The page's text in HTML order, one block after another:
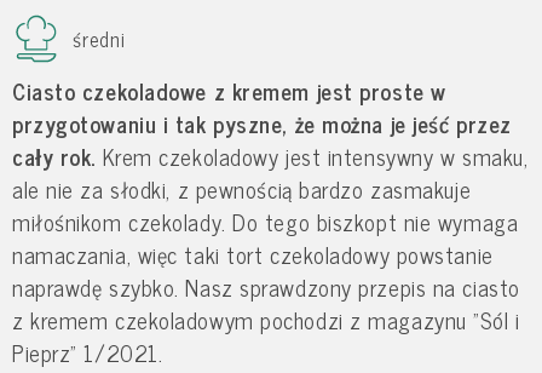
średni
Ciasto czekoladowe z kremem jest proste w
przygotowaniu i tak pyszne, że można je jeść przez
cały rok. Krem czekoladowy jest intensywny w smaku,
ale nie za słodki, z pewnością bardzo zasmakuje
miłośnikom czekolady. Do tego biszkopt nie wymaga
namaczania, więc taki tort czekoladowy powstanie
naprawdę szybko. Nasz sprawdzony przepis na ciasto
z kremem czekoladowym pochodzi z magazynu "Sól i
Pieprz" 1/2021.